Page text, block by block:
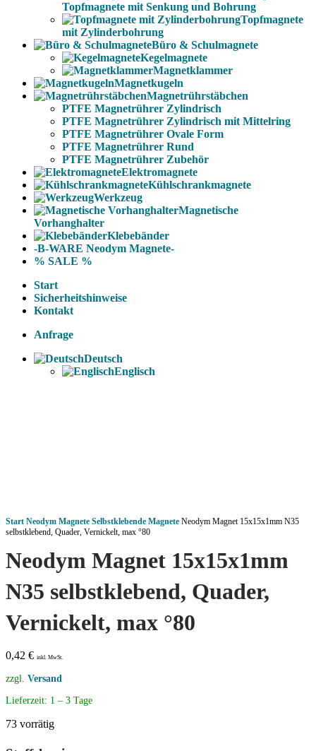
Topfmagnete mit Senkung und Bohrung
Topfmagnete
mit Zylinderbohrung
Büro & Schulmagnete
Kegelmagnete
Magnetklammer
Magnetkugeln
Magnetrührstäbchen
PTFE Magnetrührer Zylindrisch
PTFE Magnetrührer Zylindrisch mit Mittelring
PTFE Magnetrührer Ovale Form
PTFE Magnetrührer Rund
PTFE Magnetrührer Zubehör
Elektromagnete
Kühlschrankmagnete
Werkzeug
Magnetische
Vorhanghalter
Klebebänder
-B-WARE Neodym Magnete-
% SALE %
Start
Sicherheitshinweise
Kontakt
Anfrage
Deutsch
Englisch
Start Neodym Magnete Selbstklebende Magnete Neodym Magnet 15x15x1mm N35
selbstklebend, Quader, Vernickelt, max °80
Neodym Magnet 15x15x1mm
N35 selbstklebend, Quader,
Vernickelt, max °80
0,42 € inkl. MwSt.
zzgl. Versand
Lieferzeit: 1 – 3 Tage
73 vorrätig